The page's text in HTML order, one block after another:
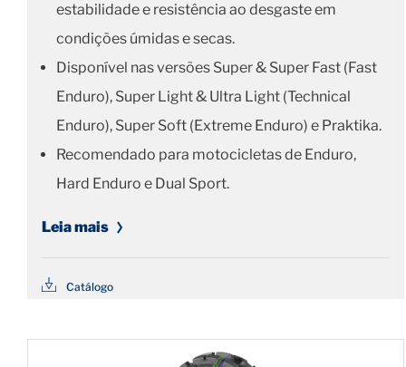
estabilidade e resistência ao desgaste em
condições úmidas e secas.
Disponível nas versões Super & Super Fast (Fast
Enduro), Super Light & Ultra Light (Technical
Enduro), Super Soft (Extreme Enduro) e Praktika.
Recomendado para motocicletas de Enduro,
Hard Enduro e Dual Sport.
Leia mais
Catálogo